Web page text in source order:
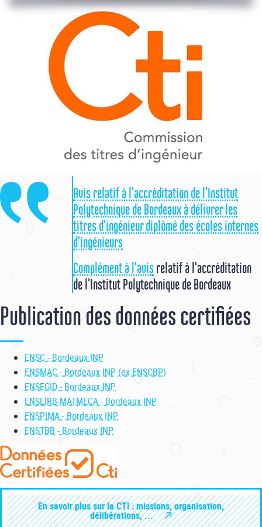
Avis relatif à l'accréditation de l'Institut
Polytechnique de Bordeaux à délivrer les
titres d'ingénieur diplômé des écoles internes
d'ingénieurs
Complément à l'avisrelatif à l'accréditation
de l'Institut Polytechnique de Bordeaux
Publication des données certifiées
ENSC - Bordeaux INP
ENSMAC - Bordeaux INP (ex ENSCBP)
ENSEGID - Bordeaux INP
ENSEIRB-MATMECA - Bordeaux INP
ENSPIMA - Bordeaux INP
ENSTBB - Bordeaux INP
En savoir plus sur la CTI : missions, organisation,
délibérations, ...